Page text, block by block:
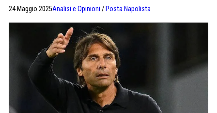
24 Maggio 2025Analisi e Opinioni / Posta Napolista